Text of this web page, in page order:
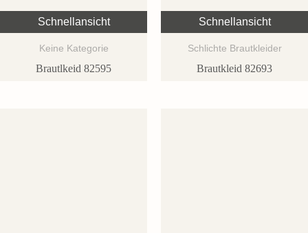
Schnellansicht
Keine Kategorie
Brautlkeid 82595
Schnellansicht
Schlichte Brautkleider
Brautkleid 82693